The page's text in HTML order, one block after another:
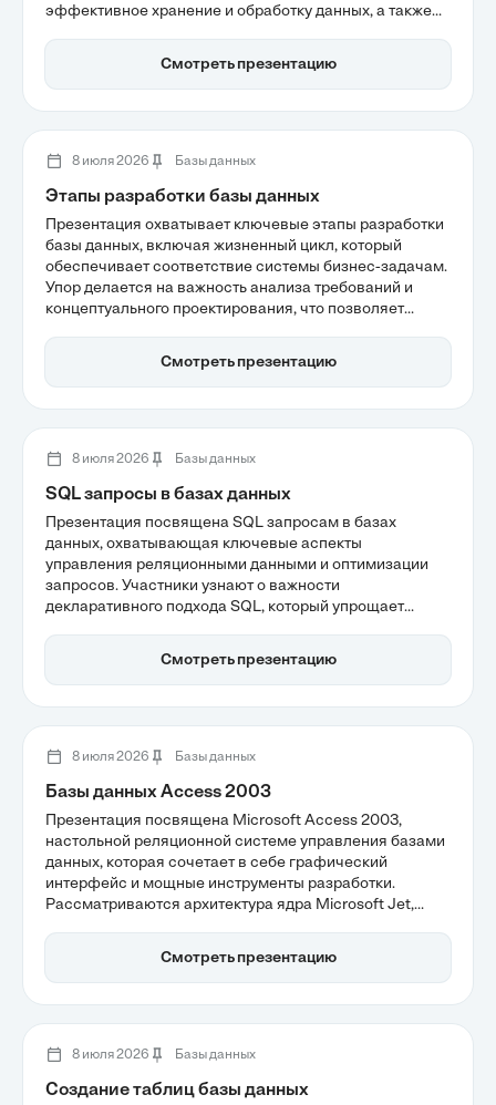
эффективное хранение и обработку данных, а также
информации. Понимание этих объектов является
основой для создания высокопроизводительных
Смотреть презентацию
8 июля 2026 Базы данных
Этапы разработки базы данных
Презентация охватывает ключевые этапы разработки
базы данных, включая жизненный цикл, который
обеспечивает соответствие системы бизнес-задачам.
Упор делается на важность анализа требований и
концептуального проектирования, что позволяет
рассматриваются современные тренды, такие как
интеграция с искусственным интеллектом, что
Смотреть презентацию
8 июля 2026 Базы данных
SQL запросы в базах данных
Презентация посвящена SQL запросам в базах
данных, охватывающая ключевые аспекты
управления реляционными данными и оптимизации
запросов. Участники узнают о важности
декларативного подхода SQL, который упрощает
объединения таблиц через JOIN. Эти навыки являются
основополагающими для специалистов в области
Смотреть презентацию
8 июля 2026 Базы данных
Базы данных Access 2003
Презентация посвящена Microsoft Access 2003,
настольной реляционной системе управления базами
данных, которая сочетает в себе графический
интерфейс и мощные инструменты разработки.
Рассматриваются архитектура ядра Microsoft Jet,
возможности автоматизации бизнес-логики с
помощью VBA. Access 2003 остается актуальным
Смотреть презентацию
8 июля 2026 Базы данных
Создание таблиц базы данных